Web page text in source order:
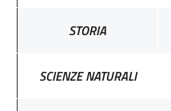
STORIA
SCIENZE NATURALI